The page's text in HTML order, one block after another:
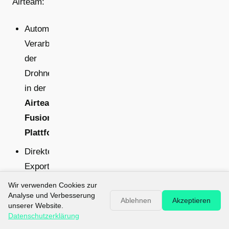
Automatische
Verarbeitung
der
Drohnendaten
in der
Airteam
Fusion
Plattform
Direkter
Export
in PV-
Planungssoftware
wie
Wir verwenden Cookies zur
Analyse und Verbesserung
unserer Website.
Datenschutzerklärung
Ablehnen Akzeptieren